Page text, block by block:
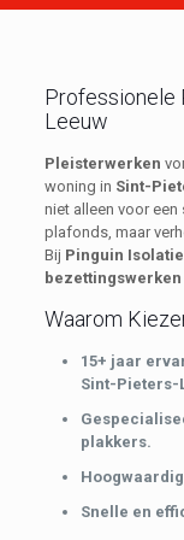
Professionele
Leeuw
Pleisterwerken
woning in Sint-
niet alleen voor een
plafonds, maar
Bij Pinguin Isolatie
bezettingswerken
Waarom
15+ jaar
Sint-Pieters-
plakkers.
Snelle en